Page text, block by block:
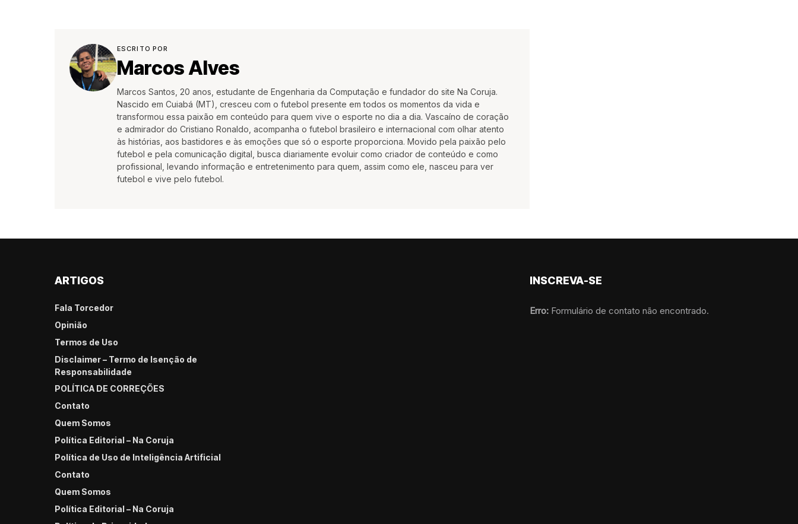
ESCRITO POR
Marcos Alves
Marcos Santos, 20 anos, estudante de Engenharia da Computação e fundador do site Na Coruja.
Nascido em Cuiabá (MT), cresceu com o futebol presente em todos os momentos da vida e
transformou essa paixão em conteúdo para quem vive o esporte no dia a dia. Vascaíno de coração
e admirador do Cristiano Ronaldo, acompanha o futebol brasileiro e internacional com olhar atento
às histórias, aos bastidores e às emoções que só o esporte proporciona. Movido pela paixão pelo
futebol e pela comunicação digital, busca diariamente evoluir como criador de conteúdo e como
profissional, levando informação e entretenimento para quem, assim como ele, nasceu para ver
futebol e vive pelo futebol.
ARTIGOS
Fala Torcedor
Opinião
Termos de Uso
Disclaimer – Termo de Isenção de
Responsabilidade
POLÍTICA DE CORREÇÕES
Contato
Quem Somos
Política Editorial – Na Coruja
Política de Uso de Inteligência Artificial
Contato
Quem Somos
Política Editorial – Na Coruja
INSCREVA-SE
Erro: Formulário de contato não encontrado.